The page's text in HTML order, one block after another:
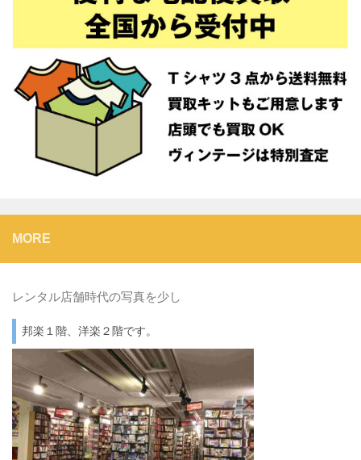
MORE
レンタル店舗時代の写真を少し
邦楽１階、洋楽２階です。